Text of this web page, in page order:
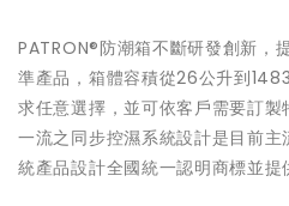
PATRON®防潮箱不斷研發創新，
準產品，箱體容積從26公升到
求任意選擇，並可依客戶需要訂
一流之同步控濕系統設計是目前
統產品設計全國統一認明商標並提